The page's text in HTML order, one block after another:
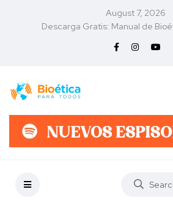
August 7, 2026
Descarga Gratis: Manual de